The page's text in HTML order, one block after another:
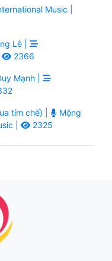
Music |
Lê |
2366
Mạnh |
tím chế) |
Mộng
| 2325